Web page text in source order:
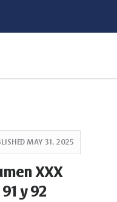
MAY 31, 2025
XXX
y 92